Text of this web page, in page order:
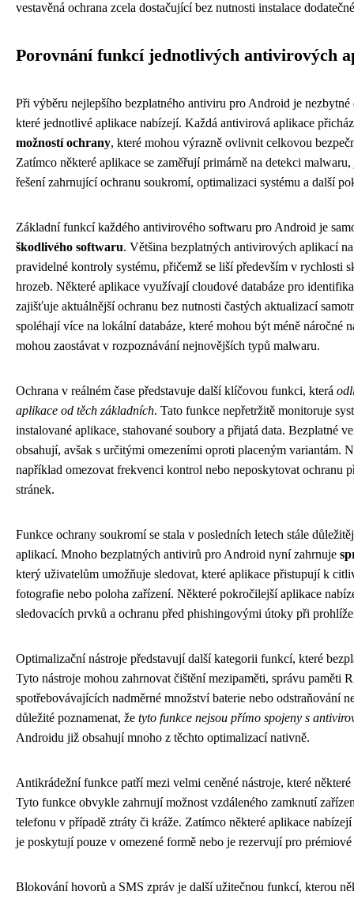
vestavěná ochrana zcela dostačující bez nutnosti instalace
Porovnání funkcí jednotlivých antivirových
Při výběru nejlepšího bezplatného antiviru pro Android je
které jednotlivé aplikace nabízejí. Každá antivirová aplikace
možností ochrany, které mohou výrazně ovlivnit celkovou
Zatímco některé aplikace se zaměřují primárně na detekci
řešení zahrnující ochranu soukromí, optimalizaci systému a další
Základní funkcí každého antivirového softwaru pro Android je
škodlivého softwaru. Většina bezplatných antivirových aplikací
pravidelné kontroly systému, přičemž se liší především v rychlosti
hrozeb. Některé aplikace využívají cloudové databáze pro
zajišťuje aktuálnější ochranu bez nutnosti častých aktualizací
spoléhají více na lokální databáze, které mohou být méně náročné
mohou zaostávat v rozpoznávání nejnovějších typů malwaru.
Ochrana v reálném čase představuje další klíčovou funkci, která
aplikace od těch základních. Tato funkce nepřetržitě monitoruje
instalované aplikace, stahované soubory a přijatá data. Bezplatné
obsahují, avšak s určitými omezeními oproti placeným variantám.
například omezovat frekvenci kontrol nebo neposkytovat ochranu
stránek.
Funkce ochrany soukromí se stala v posledních letech stále
aplikací. Mnoho bezplatných antivirů pro Android nyní zahrnuje
který uživatelům umožňuje sledovat, které aplikace přistupují k
fotografie nebo poloha zařízení. Některé pokročilejší aplikace
sledovacích prvků a ochranu před phishingovými útoky při
Optimalizační nástroje představují další kategorii funkcí, které
Tyto nástroje mohou zahrnovat čištění mezipaměti, správu paměti
spotřebovávajících nadměrné množství baterie nebo odstraňování
důležité poznamenat, že tyto funkce nejsou přímo spojeny s
Androidu již obsahují mnoho z těchto optimalizací nativně.
Antikrádežní funkce patří mezi velmi ceněné nástroje, které
Tyto funkce obvykle zahrnují možnost vzdáleného zamknutí
telefonu v případě ztráty či kráže. Zatímco některé aplikace
je poskytují pouze v omezené formě nebo je rezervují pro prémiové
Blokování hovorů a SMS zpráv je další užitečnou funkcí, kterou